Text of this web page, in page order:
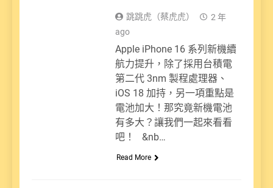
跳跳虎（蔡虎虎）
2 年
ago
Apple iPhone 16 系列新機續
航力提升，除了採用台積電
第二代 3nm 製程處理器、
iOS 18 加持，另一項重點是
電池加大！那究竟新機電池
有多大？讓我們一起來看看
吧！ &nb…
Read More